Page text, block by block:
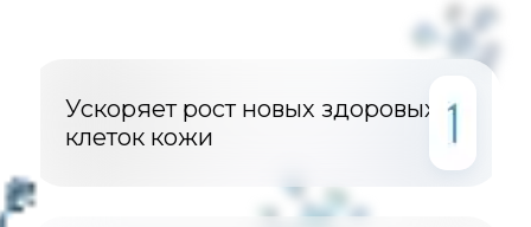
Ускоряет рост новых здоровых
клеток кожи